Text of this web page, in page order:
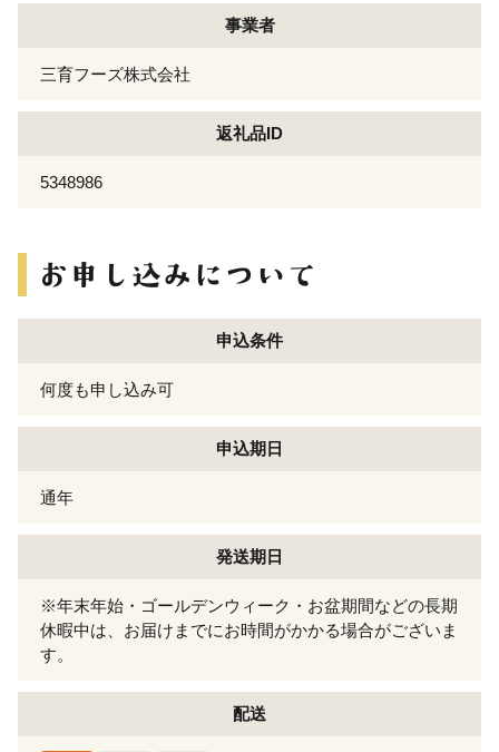
事業者
三育フーズ株式会社
返礼品ID
5348986
申込条件
何度も申し込み可
申込期日
通年
発送期日
※年末年始・ゴールデンウィーク・お盆期間などの長期
休暇中は、お届けまでにお時間がかかる場合がございま
す。
配送